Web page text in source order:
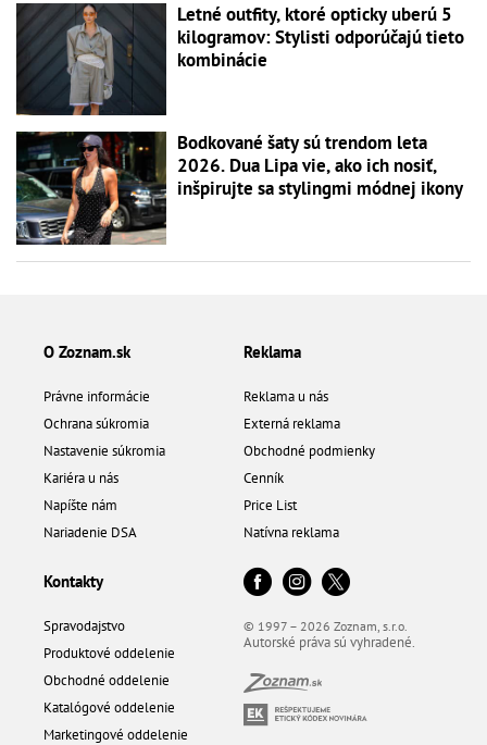
Letné outfity, ktoré opticky uberú 5
kilogramov: Stylisti odporúčajú tieto
kombinácie
Bodkované šaty sú trendom leta
2026. Dua Lipa vie, ako ich nosiť,
inšpirujte sa stylingmi módnej ikony
O Zoznam.sk
Právne informácie
Ochrana súkromia
Nastavenie súkromia
Kariéra u nás
Napíšte nám
Nariadenie DSA
Reklama
Reklama u nás
Externá reklama
Obchodné podmienky
Cenník
Price List
Natívna reklama
Kontakty
Spravodajstvo
Produktové oddelenie
Obchodné oddelenie
Katalógové oddelenie
Marketingové oddelenie
© 1997 – 2026 Zoznam, s.r.o.
Autorské práva sú vyhradené.